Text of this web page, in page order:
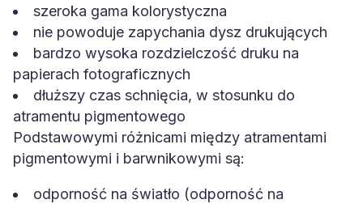
szeroka gama kolorystyczna
nie powoduje zapychania dysz drukujących
bardzo wysoka rozdzielczość druku na
papierach fotograficznych
dłuższy czas schnięcia, w stosunku do
atramentu pigmentowego
Podstawowymi różnicami między atramentami
pigmentowymi i barwnikowymi są:
odporność na światło (odporność na